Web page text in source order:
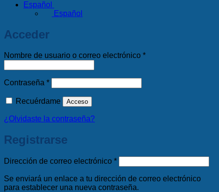
Español
Español
Acceder
Nombre de usuario o correo electrónico *Obligatorio
Contraseña *Obligatorio
Recuérdame Acceso
¿Olvidaste la contraseña?
Registrarse
Dirección de correo electrónico *Obligatorio
Se enviará un enlace a tu dirección de correo electrónico
para establecer una nueva contraseña.